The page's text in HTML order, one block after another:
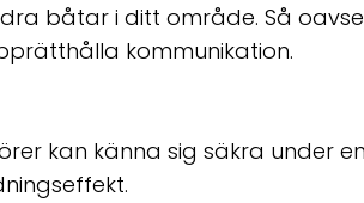
båtar i ditt område. Så
kommunikation.
kan känna sig säkra under